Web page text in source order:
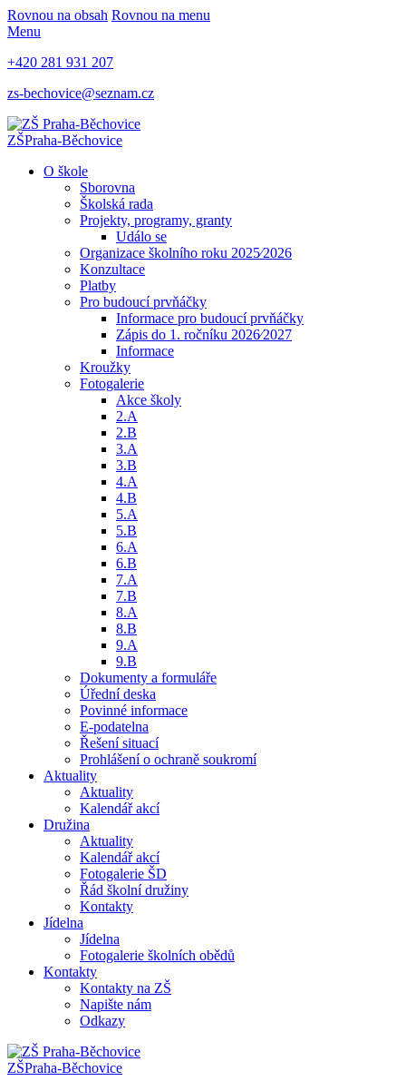
Rovnou na obsah Rovnou na menu
Menu
+420 281 931 207
zs-bechovice@seznam.cz
ZŠPraha-Běchovice
O škole
Sborovna
Školská rada
Projekty, programy, granty
Událo se
Organizace školního roku 2025⁄2026
Konzultace
Platby
Pro budoucí prvňáčky
Informace pro budoucí prvňáčky
Zápis do 1. ročníku 2026⁄2027
Informace
Kroužky
Fotogalerie
Akce školy
2.A
2.B
3.A
3.B
4.A
4.B
5.A
5.B
6.A
6.B
7.A
7.B
8.A
8.B
9.A
9.B
Dokumenty a formuláře
Úřední deska
Povinné informace
E-podatelna
Řešení situací
Prohlášení o ochraně soukromí
Aktuality
Aktuality
Kalendář akcí
Družina
Aktuality
Kalendář akcí
Fotogalerie ŠD
Řád školní družiny
Kontakty
Jídelna
Jídelna
Fotogalerie školních obědů
Kontakty
Kontakty na ZŠ
Napište nám
Odkazy
ZŠPraha-Běchovice